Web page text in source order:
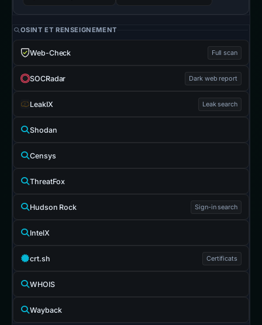
OSINT ET RENSEIGNEMENT
Web-Check Full scan
SOCRadar Dark web report
LeakIX Leak search
Shodan
Censys
ThreatFox
Hudson Rock Sign-in search
IntelX
crt.sh Certificats
WHOIS
Wayback